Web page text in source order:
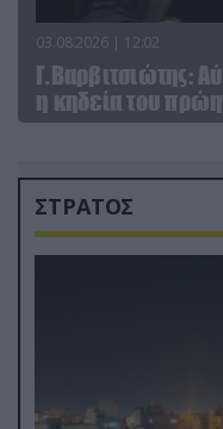
03.08.2026 | 12:02
Γ.Βαρβιτσιώτης:
η κηδεία του
ΣΤΡΑΤΟΣ